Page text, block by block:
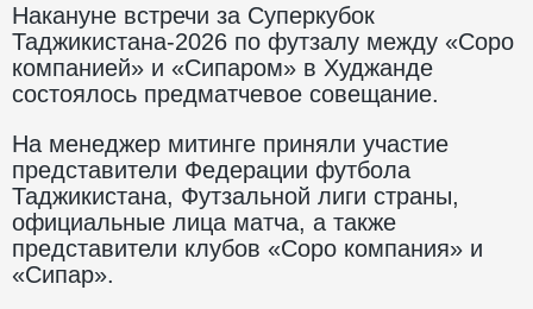
Накануне встречи за Суперкубок
Таджикистана-2026 по футзалу между «Соро
компанией» и «Сипаром» в Худжанде
состоялось предматчевое совещание.
На менеджер митинге приняли участие
представители Федерации футбола
Таджикистана, Футзальной лиги страны,
официальные лица матча, а также
представители клубов «Соро компания» и
«Сипар».